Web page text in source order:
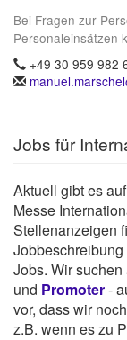
Bei Fragen zur
Personaleinsätzen
+49 30 959 982
Jobs für
Aktuell gibt es
Messe
Stellenanzeigen
Jobs. Wir
und Promoter-
vor, dass wir
z.B. wenn es zu